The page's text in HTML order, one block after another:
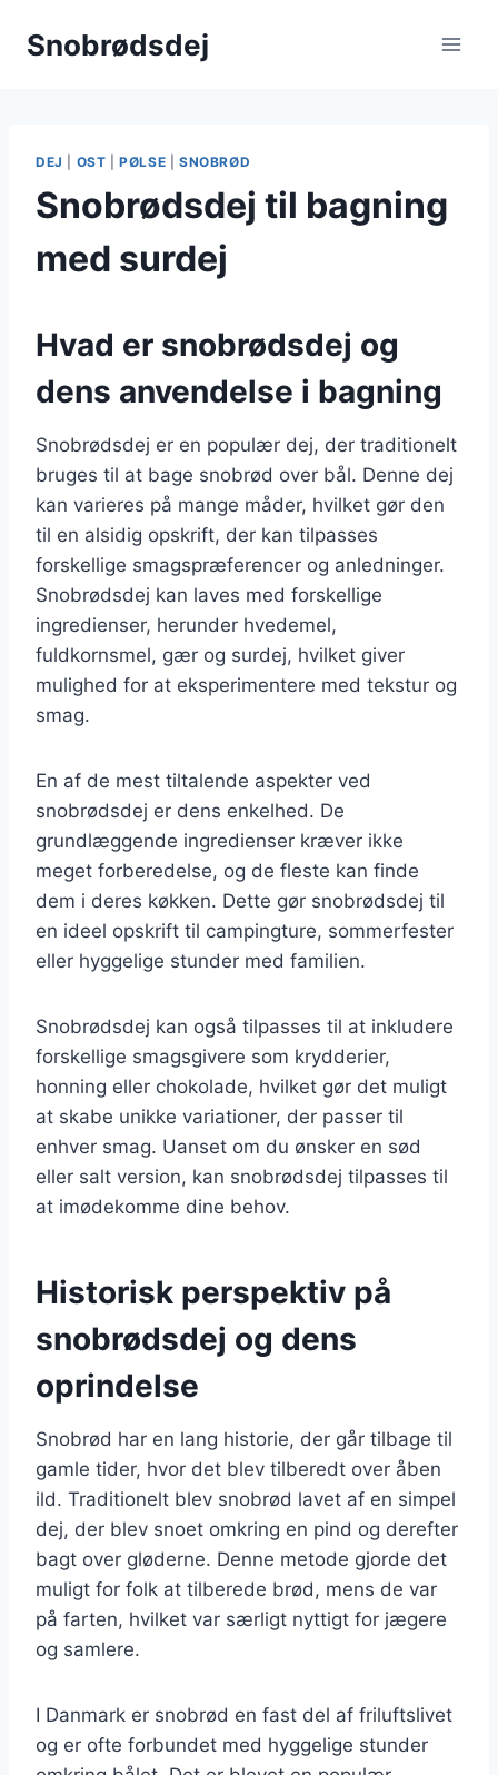
Snobrødsdej
DEJ OST |PØLSE SNOBRØD
Snobrødsdej til bagning
med surdej
Hvad er snobrødsdej og
dens anvendelse i bagning
Snobrødsdej er en populær dej, der traditionelt
bruges til at bage snobrød over bål. Denne dej
kan varieres på mange måder, hvilket gør den
til en alsidig opskrift, der kan tilpasses
forskellige smagspræferencer og anledninger.
Snobrødsdej kan laves med forskellige
ingredienser, herunder hvedemel,
fuldkornsmel, gær og surdej, hvilket giver
mulighed for at eksperimentere med tekstur og
smag.
En af de mest tiltalende aspekter ved
snobrødsdej er dens enkelhed. De
grundlæggende ingredienser kræver ikke
meget forberedelse, og de fleste kan finde
dem i deres køkken. Dette gør snobrødsdej til
en ideel opskrift til campingture, sommerfester
eller hyggelige stunder med familien.
Snobrødsdej kan også tilpasses til at inkludere
forskellige smagsgivere som krydderier,
honning eller chokolade, hvilket gør det muligt
at skabe unikke variationer, der passer til
enhver smag. Uanset om du ønsker en sød
eller salt version, kan snobrødsdej tilpasses til
at imødekomme dine behov.
Historisk perspektiv på
snobrødsdej og dens
oprindelse
Snobrød har en lang historie, der går tilbage til
gamle tider, hvor det blev tilberedt over åben
ild. Traditionelt blev snobrød lavet af en simpel
dej, der blev snoet omkring en pind og derefter
bagt over gløderne. Denne metode gjorde det
muligt for folk at tilberede brød, mens de var
på farten, hvilket var særligt nyttigt for jægere
og samlere.
I Danmark er snobrød en fast del af friluftslivet
og er ofte forbundet med hyggelige stunder